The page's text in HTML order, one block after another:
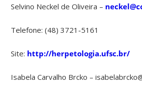
Selvino Neckel de Oliveira –
Telefone: (48) 3721-5161
Site: http://herpetologia.ufsc.br/
Isabela Carvalho Brcko –